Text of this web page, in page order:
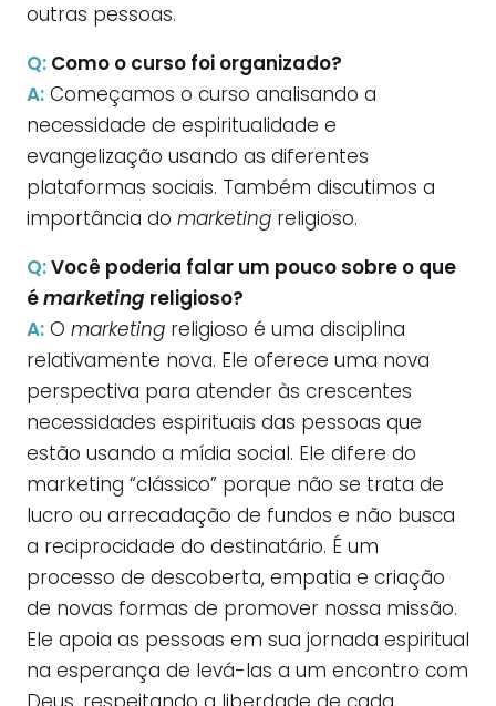
outras pessoas.
Q: Como o curso foi organizado?
A: Começamos o curso analisando a
necessidade de espiritualidade e
evangelização usando as diferentes
plataformas sociais. Também discutimos a
importância do marketing religioso.
Q: Você poderia falar um pouco sobre o que
é marketing religioso?
A: O marketing religioso é uma disciplina
relativamente nova. Ele oferece uma nova
perspectiva para atender às crescentes
necessidades espirituais das pessoas que
estão usando a mídia social. Ele difere do
marketing “clássico” porque não se trata de
lucro ou arrecadação de fundos e não busca
a reciprocidade do destinatário. É um
processo de descoberta, empatia e criação
de novas formas de promover nossa missão.
Ele apoia as pessoas em sua jornada espiritual
na esperança de levá-las a um encontro com